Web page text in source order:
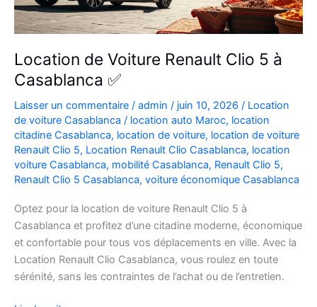
Location de Voiture Renault Clio 5 à
Casablanca ✅
Laisser un commentaire / admin / juin 10, 2026 / Location
de voiture Casablanca / location auto Maroc, location
citadine Casablanca, location de voiture, location de voiture
Renault Clio 5, Location Renault Clio Casablanca, location
voiture Casablanca, mobilité Casablanca, Renault Clio 5,
Renault Clio 5 Casablanca, voiture économique Casablanca
Optez pour la location de voiture Renault Clio 5 à
Casablanca et profitez d’une citadine moderne, économique
et confortable pour tous vos déplacements en ville. Avec la
Location Renault Clio Casablanca, vous roulez en toute
sérénité, sans les contraintes de l’achat ou de l’entretien.